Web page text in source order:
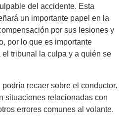
del accidente. Esta
un importante papel en la
por sus lesiones y
por lo que es importante
tribunal la culpa y a quién se
recaer sobre el conductor.
situaciones relacionadas con
errores comunes al volante.